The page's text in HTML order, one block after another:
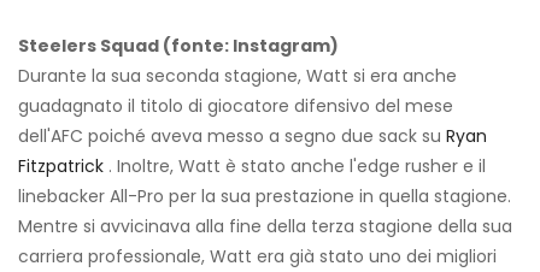
Steelers Squad (fonte: Instagram)
Durante la sua seconda stagione, Watt si era anche
guadagnato il titolo di giocatore difensivo del mese
dell'AFC poiché aveva messo a segno due sack su Ryan
Fitzpatrick . Inoltre, Watt è stato anche l'edge rusher e il
linebacker All-Pro per la sua prestazione in quella stagione.
Mentre si avvicinava alla fine della terza stagione della sua
carriera professionale, Watt era già stato uno dei migliori